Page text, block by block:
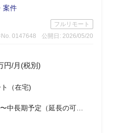
案件
フルリモート
No. 0147648
公開日: 2026/05/20
円/月(税別)
（在宅)
中長期予定（延長の可能